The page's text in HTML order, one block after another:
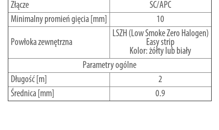
Złącze
SC/APC
Minimalny promień gięcia [mm]
10
Powłoka zewnętrzna
LSZH (Low Smoke Zero Halogen)
Easy strip
Kolor: żółty lub biały
Parametry ogólne
Długość [m]
2
Średnica [mm]
0.9